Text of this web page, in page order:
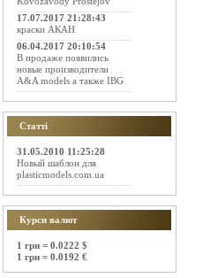
17.07.2017 21:28:43
краски АКАН
06.04.2017 20:10:54
В продаже появились
новые производители
A&A models а также IBG
Статті
31.05.2010 11:25:28
Новый шаблон для
plasticmodels.com.ua
Курси валют
1 грн = 0.0222 $
1 грн = 0.0192 €